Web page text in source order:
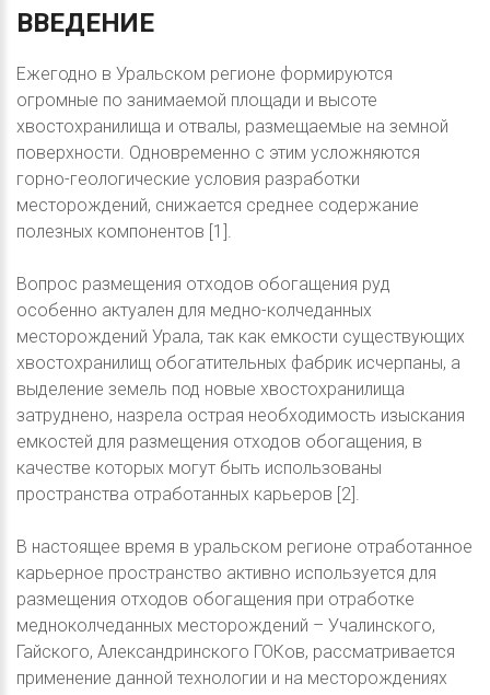
ВВЕДЕНИЕ
Ежегодно в Уральском регионе формируются
огромные по занимаемой площади и высоте
хвостохранилища и отвалы, размещаемые на земной
поверхности. Одновременно с этим усложняются
горно-геологические условия разработки
месторождений, снижается среднее содержание
полезных компонентов [1].
Вопрос размещения отходов обогащения руд
особенно актуален для медно-колчеданных
месторождений Урала, так как емкости существующих
хвостохранилищ обогатительных фабрик исчерпаны, а
выделение земель под новые хвостохранилища
затруднено, назрела острая необходимость изыскания
емкостей для размещения отходов обогащения, в
качестве которых могут быть использованы
пространства отработанных карьеров [2].
В настоящее время в уральском регионе отработанное
карьерное пространство активно используется для
размещения отходов обогащения при отработке
медноколчеданных месторождений – Учалинского,
Гайского, Александринского ГОКов, рассматривается
применение данной технологии и на месторождениях